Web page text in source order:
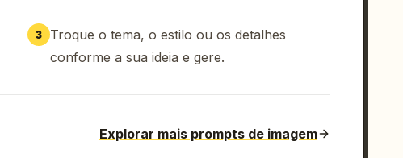
3
Troque o tema, o estilo ou os detalhes
conforme a sua ideia e gere.
Explorar mais prompts de imagem